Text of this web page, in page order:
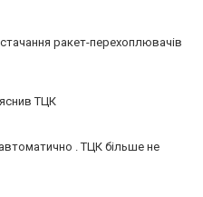
ракет-перехоплювачів
ТЦК
. ТЦК більше не